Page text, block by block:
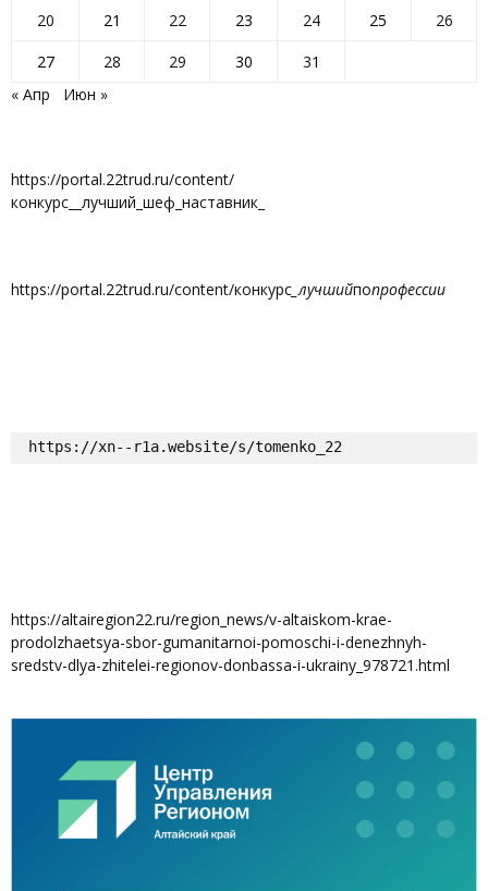
20
21 22 23 24 25
26
27
28 29 30
31
« Апр
Июн »
https://portal.22trud.ru/content/
конкурс__лучший_шеф_наставник_
https://portal.22trud.ru/content/конкурс _лучшийпопрофессии
https://xn--r1a.website/s/tomenko_22
https://altairegion22.ru/region_news/v-altaiskom-krae-
prodolzhaetsya-sbor-gumanitarnoi-pomoschi-i-denezhnyh-
sredstv-dlya-zhitelei-regionov-donbassa-i-ukrainy_978721.html